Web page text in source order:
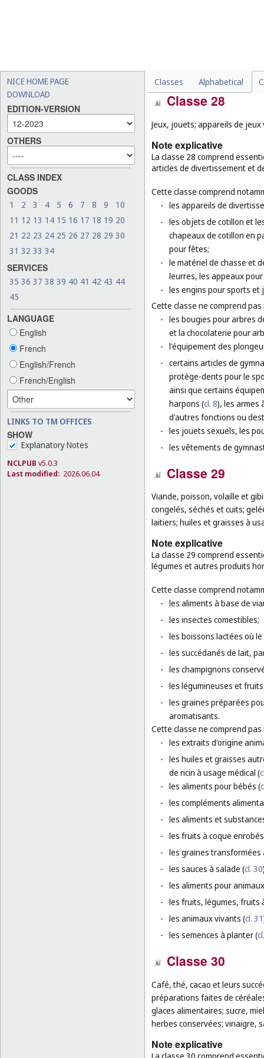
NICE HOME PAGE
DOWNLOAD
EDITION-VERSION
OTHERS
CLASS INDEX
GOODS
1 2 3 4 5 6 7 8 9
10
11 12 13 14 15 16 17 18 19 20
21 22 23 24 25 26 27 28 29 30
31 32 33 34
SERVICES
35 36 37 38 39 40 41 42 43 44
45
LANGUAGE
English
French
English/French
French/English
LINKS TO TM OFFICES
SHOW
Explanatory Notes
NCLPUB v5.0.3
Last modified: 2026.06.04
Classes Alphabetical
les tentures murales en
Classe 28
Jeux, jouets; appareils de
Note explicative
La classe 28 comprend
articles de divertissement et
Cette classe comprend
- les appareils de
- les objets de cotillon et
chapeaux de cotillon en
pour fêtes;
- le matériel de chasse et
leurres, les appeaux
- les engins pour sports et
Cette classe ne comprend
- les bougies pour arbres
et la chocolaterie pour
- l'équipement des
- certains articles de
protège-dents pour le
ainsi que certains
harpons (cl. 8), les armes
d'autres fonctions ou
- les jouets sexuels, les
- les vêtements de
Classe 29
Viande, poisson, volaille et
congelés, séchés et cuits;
laitiers; huiles et graisses à
Note explicative
La classe 29 comprend
légumes et autres produits
Cette classe comprend
- les aliments à base de
- les insectes comestibles;
- les boissons lactées où
- les succédanés de lait,
- les champignons
- les légumineuses et
- les graines préparées
aromatisants.
Cette classe ne comprend
- les extraits d'origine
- les huiles et graisses
de ricin à usage médical (
- les aliments pour bébés (
- les compléments
- les aliments et
- les fruits à coque
- les graines
- les sauces à salade (cl. 30
- les aliments pour
- les fruits, légumes, fruits
- les animaux vivants (cl. 31
- les semences à planter (
Classe 30
Café, thé, cacao et leurs
préparations faites de
glaces alimentaires; sucre,
herbes conservées; vinaigre,
Note explicative
La classe 30 comprend